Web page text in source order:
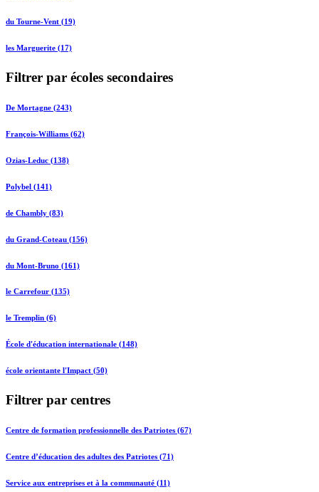
du Tourne-Vent (19)
les Marguerite (17)
Filtrer par écoles secondaires
De Mortagne (243)
François-Williams (62)
Ozias-Leduc (138)
Polybel (141)
de Chambly (83)
du Grand-Coteau (156)
du Mont-Bruno (161)
le Carrefour (135)
le Tremplin (6)
École d'éducation internationale (148)
école orientante l'Impact (50)
Filtrer par centres
Centre de formation professionnelle des Patriotes (67)
Centre d’éducation des adultes des Patriotes (71)
Service aux entreprises et à la communauté (11)